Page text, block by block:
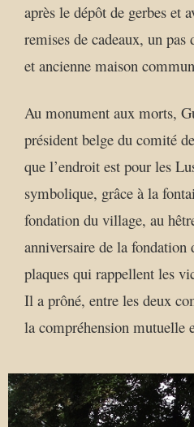
après le dépôt de gerbes et
remises de cadeaux, un pas
et ancienne maison
Au monument aux morts,
président belge du comité
que l’endroit est pour les
symbolique, grâce à la
fondation du village, au
anniversaire de la fondation
plaques qui rappellent les
Il a prôné, entre les deux
la compréhension mutuelle